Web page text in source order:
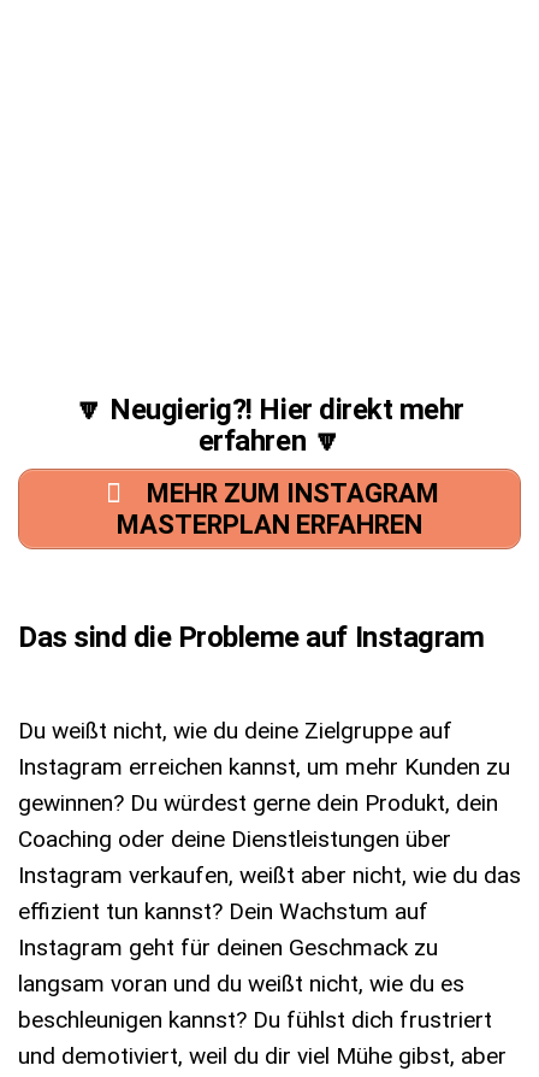
🔽 Neugierig?! Hier direkt mehr
erfahren 🔽
MEHR ZUM INSTAGRAM
MASTERPLAN ERFAHREN
Das sind die Probleme auf Instagram
Du weißt nicht, wie du deine Zielgruppe auf
Instagram erreichen kannst, um mehr Kunden zu
gewinnen? Du würdest gerne dein Produkt, dein
Coaching oder deine Dienstleistungen über
Instagram verkaufen, weißt aber nicht, wie du das
effizient tun kannst? Dein Wachstum auf
Instagram geht für deinen Geschmack zu
langsam voran und du weißt nicht, wie du es
beschleunigen kannst? Du fühlst dich frustriert
und demotiviert, weil du dir viel Mühe gibst, aber